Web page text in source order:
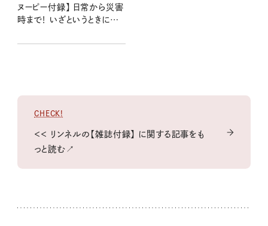
ヌーピー付録】 日常から災害
時まで！ いざというときに便
売リンネル2024年10月号
CHECK!
＜＜ リンネルの【雑誌付録】 に関する記事をも
っと読む↗